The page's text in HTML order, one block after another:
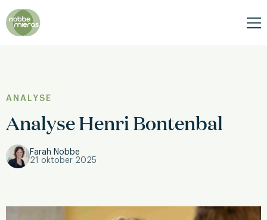
Nobbe
Mieras
ANALYSE
Analyse Henri Bontenbal
Farah Nobbe
21 oktober 2025